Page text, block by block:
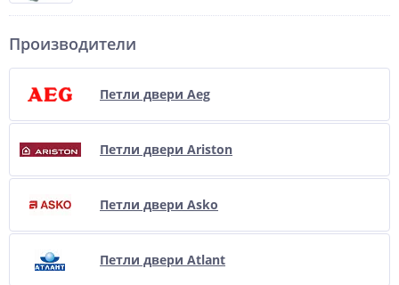
Производители
Петли двери Aeg
Петли двери Ariston
Петли двери Asko
Петли двери Atlant